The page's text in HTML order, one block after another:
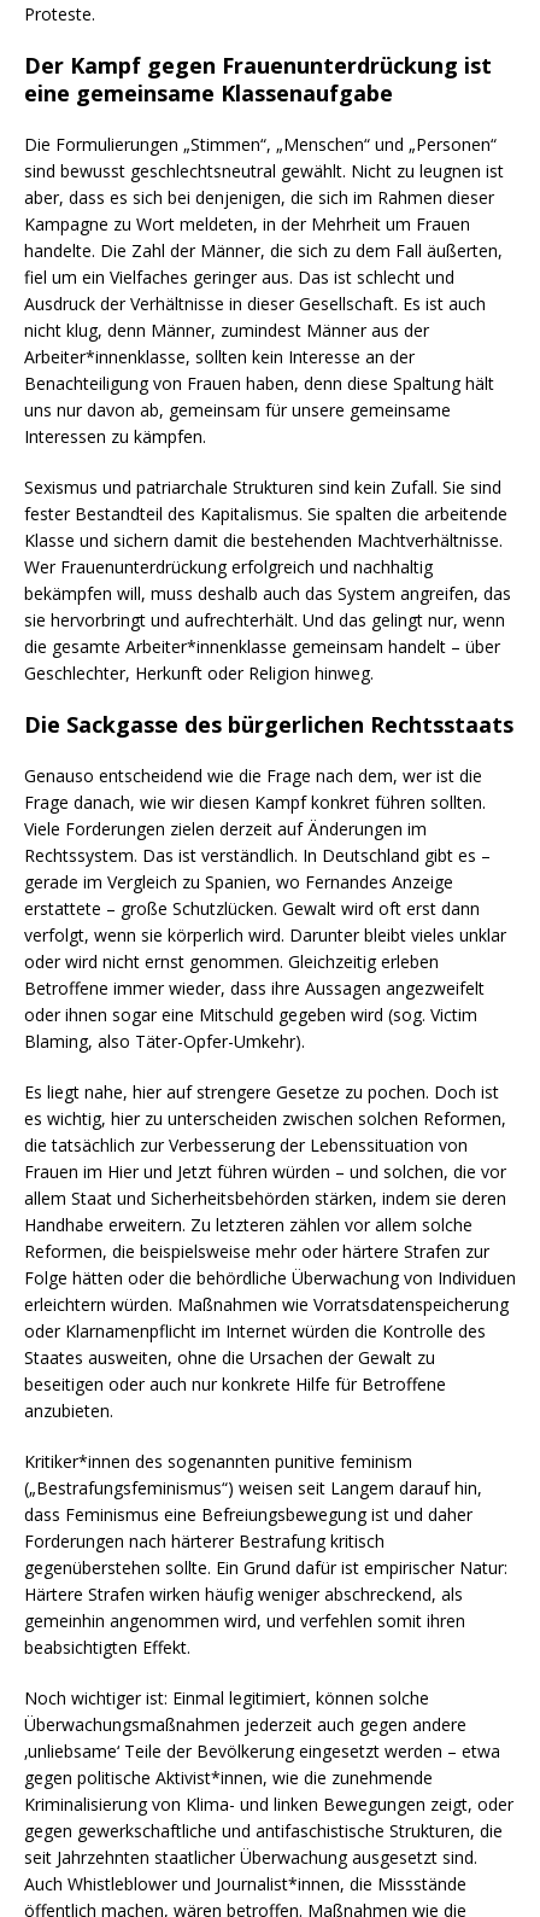
Proteste.
Der Kampf gegen Frauenunterdrückung ist
eine gemeinsame Klassenaufgabe
Die Formulierungen „Stimmen“, „Menschen“ und „Personen“
sind bewusst geschlechtsneutral gewählt. Nicht zu leugnen ist
aber, dass es sich bei denjenigen, die sich im Rahmen dieser
Kampagne zu Wort meldeten, in der Mehrheit um Frauen
handelte. Die Zahl der Männer, die sich zu dem Fall äußerten,
fiel um ein Vielfaches geringer aus. Das ist schlecht und
Ausdruck der Verhältnisse in dieser Gesellschaft. Es ist auch
nicht klug, denn Männer, zumindest Männer aus der
Arbeiter*innenklasse, sollten kein Interesse an der
Benachteiligung von Frauen haben, denn diese Spaltung hält
uns nur davon ab, gemeinsam für unsere gemeinsame
Interessen zu kämpfen.
Sexismus und patriarchale Strukturen sind kein Zufall. Sie sind
fester Bestandteil des Kapitalismus. Sie spalten die arbeitende
Klasse und sichern damit die bestehenden Machtverhältnisse.
Wer Frauenunterdrückung erfolgreich und nachhaltig
bekämpfen will, muss deshalb auch das System angreifen, das
sie hervorbringt und aufrechterhält. Und das gelingt nur, wenn
die gesamte Arbeiter*innenklasse gemeinsam handelt – über
Geschlechter, Herkunft oder Religion hinweg.
Die Sackgasse des bürgerlichen Rechtsstaats
Genauso entscheidend wie die Frage nach dem, wer ist die
Frage danach, wie wir diesen Kampf konkret führen sollten.
Viele Forderungen zielen derzeit auf Änderungen im
Rechtssystem. Das ist verständlich. In Deutschland gibt es –
gerade im Vergleich zu Spanien, wo Fernandes Anzeige
erstattete – große Schutzlücken. Gewalt wird oft erst dann
verfolgt, wenn sie körperlich wird. Darunter bleibt vieles unklar
oder wird nicht ernst genommen. Gleichzeitig erleben
Betroffene immer wieder, dass ihre Aussagen angezweifelt
oder ihnen sogar eine Mitschuld gegeben wird (sog. Victim
Blaming, also Täter-Opfer-Umkehr).
Es liegt nahe, hier auf strengere Gesetze zu pochen. Doch ist
es wichtig, hier zu unterscheiden zwischen solchen Reformen,
die tatsächlich zur Verbesserung der Lebenssituation von
Frauen im Hier und Jetzt führen würden – und solchen, die vor
allem Staat und Sicherheitsbehörden stärken, indem sie deren
Handhabe erweitern. Zu letzteren zählen vor allem solche
Reformen, die beispielsweise mehr oder härtere Strafen zur
Folge hätten oder die behördliche Überwachung von Individuen
erleichtern würden. Maßnahmen wie Vorratsdatenspeicherung
oder Klarnamenpflicht im Internet würden die Kontrolle des
Staates ausweiten, ohne die Ursachen der Gewalt zu
beseitigen oder auch nur konkrete Hilfe für Betroffene
anzubieten.
Kritiker*innen des sogenannten punitive feminism
(„Bestrafungsfeminismus“) weisen seit Langem darauf hin,
dass Feminismus eine Befreiungsbewegung ist und daher
Forderungen nach härterer Bestrafung kritisch
gegenüberstehen sollte. Ein Grund dafür ist empirischer Natur:
Härtere Strafen wirken häufig weniger abschreckend, als
gemeinhin angenommen wird, und verfehlen somit ihren
beabsichtigten Effekt.
Noch wichtiger ist: Einmal legitimiert, können solche
Überwachungsmaßnahmen jederzeit auch gegen andere
‚unliebsame‘ Teile der Bevölkerung eingesetzt werden – etwa
gegen politische Aktivist*innen, wie die zunehmende
Kriminalisierung von Klima- und linken Bewegungen zeigt, oder
gegen gewerkschaftliche und antifaschistische Strukturen, die
seit Jahrzehnten staatlicher Überwachung ausgesetzt sind.
Auch Whistleblower und Journalist*innen, die Missstände
öffentlich machen, wären betroffen. Maßnahmen wie die